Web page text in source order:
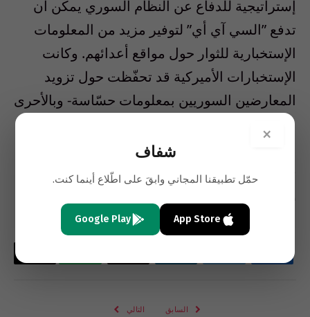
إستراتيجية للدفاع عن النظام السوري يمكن أن
تدفع ‫”‬السي آي أي‫”‬ لتوفير مزيد من المعلومات
الإستخبارية للثوار حول مواقع أعدائهم‫.‬ وكانت
الإستخبارات الأميركية قد تحفّظت حول تزويد
المعارضين السوريين بمعلومات حسّاسة‫-‬ وبالأحرى
عن تزويدهم بأسلحة‫-‬ خوفاً من إساءة إستخدامها‫.‬
‎وتملك روسيا محطات تنصّت أخرى في سوريا،
فيسبوك تويتر لينكدإن
البريد
واتساب Copy
السابق التالي
×
شفاف
حمّل تطبيقنا المجاني وابقَ على اطّلاع أينما كنت.
App Store
Google Play